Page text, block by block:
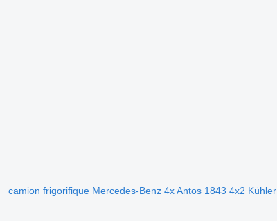
camion frigorifique Mercedes-Benz 4x Antos 1843 4x2 Kühler